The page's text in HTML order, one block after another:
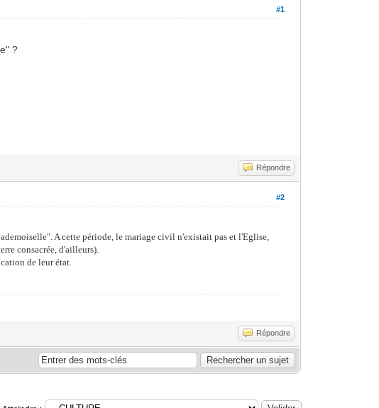
#1
?
Répondre
#2
A cette période, le mariage civil n'existait pas et l'Eglise,
consacrée, d'ailleurs).
de leur état.
Répondre